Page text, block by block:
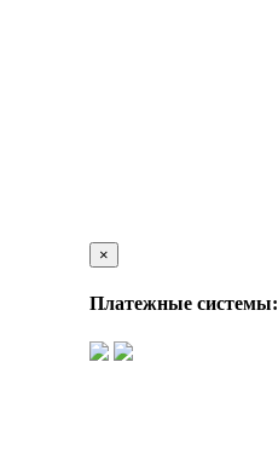
×
Платежные системы: